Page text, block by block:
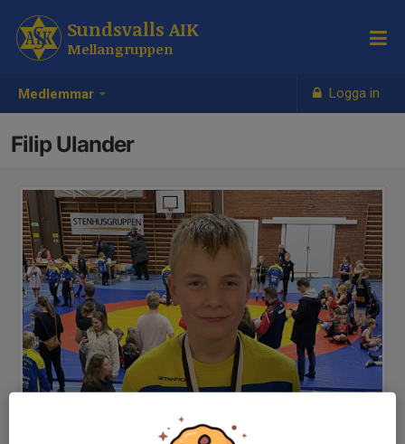
Medlemmar Logga in
Sundsvalls AIK
Mellangruppen
Filip Ulander